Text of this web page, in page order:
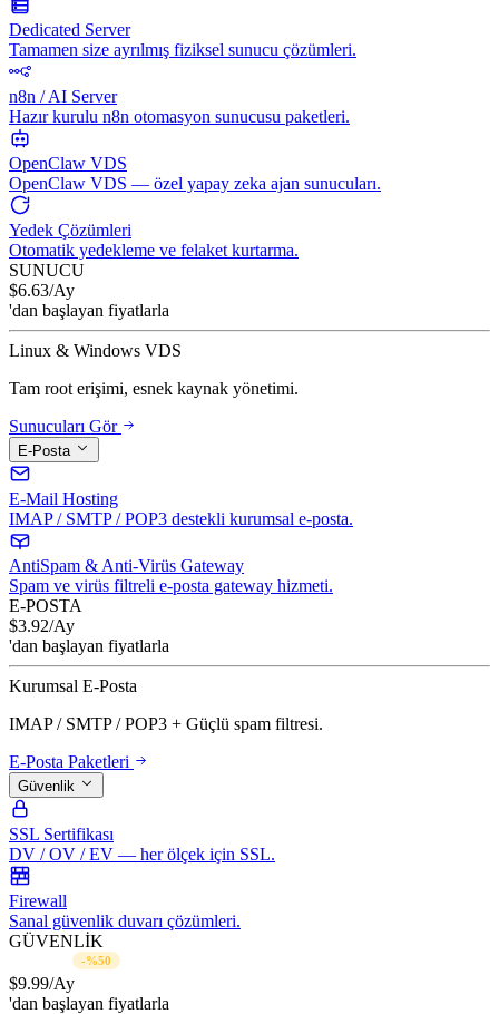
Dedicated Server
Tamamen size ayrılmış fiziksel sunucu çözümleri.
n8n / AI Server
Hazır kurulu n8n otomasyon sunucusu paketleri.
OpenClaw VDS
OpenClaw VDS — özel yapay zeka ajan sunucuları.
Yedek Çözümleri
Otomatik yedekleme ve felaket kurtarma.
SUNUCU
$6.63/Ay
'dan başlayan fiyatlarla
Linux & Windows VDS
Tam root erişimi, esnek kaynak yönetimi.
Sunucuları Gör
E-Posta
E-Mail Hosting
IMAP / SMTP / POP3 destekli kurumsal e-posta.
AntiSpam & Anti-Virüs Gateway
Spam ve virüs filtreli e-posta gateway hizmeti.
E-POSTA
$3.92/Ay
'dan başlayan fiyatlarla
Kurumsal E-Posta
IMAP / SMTP / POP3 + Güçlü spam filtresi.
E-Posta Paketleri
Güvenlik
SSL Sertifikası
DV / OV / EV — her ölçek için SSL.
Firewall
Sanal güvenlik duvarı çözümleri.
GÜVENLİK
-%50
$9.99/Ay
'dan başlayan fiyatlarla